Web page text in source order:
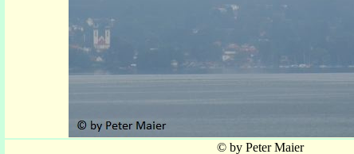
© by Peter Maier